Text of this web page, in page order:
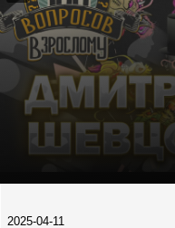
2025-04-11